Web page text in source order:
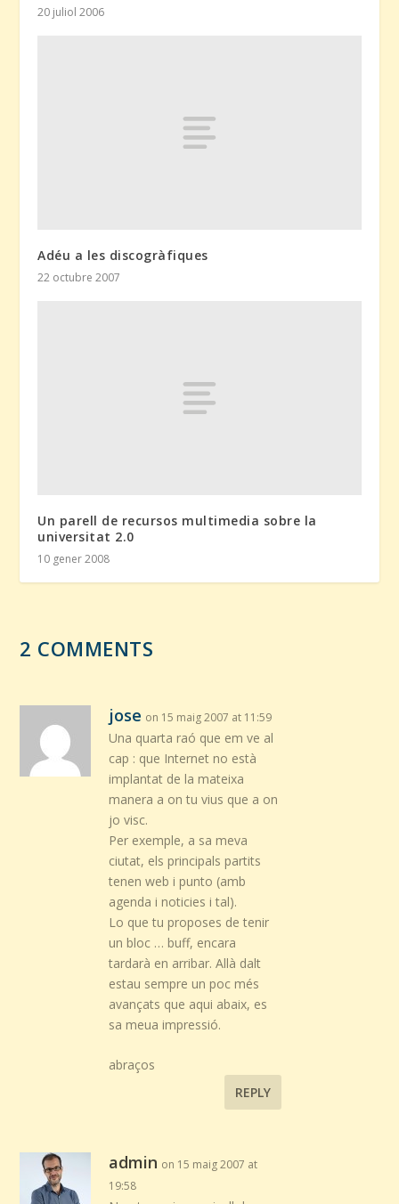
20 juliol 2006
Adéu a les discogràfiques
22 octubre 2007
Un parell de recursos multimedia sobre la
universitat 2.0
10 gener 2008
2 COMMENTS
jose on 15 maig 2007 at 11:59
Una quarta raó que em ve al
cap : que Internet no està
implantat de la mateixa
manera a on tu vius que a on
jo visc.
Per exemple, a sa meva
ciutat, els principals partits
tenen web i punto (amb
agenda i noticies i tal).
Lo que tu proposes de tenir
un bloc … buff, encara
tardarà en arribar. Allà dalt
estau sempre un poc més
avançats que aqui abaix, es
sa meua impressió.
abraços
REPLY
admin on 15 maig 2007 at
19:58